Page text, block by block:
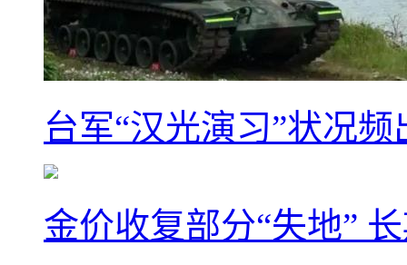
台军“汉光演习”状况
金价收复部分“失地”